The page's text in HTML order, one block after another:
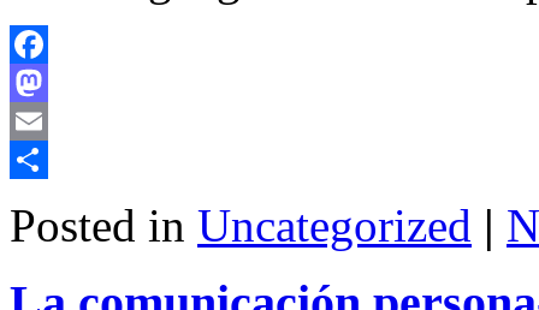
Facebook
Mastodon
Email
Posted in Uncategorized |